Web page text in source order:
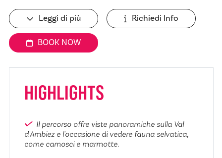
Leggi di più Richiedi Info
BOOK NOW
HIGHLIGHTS
Il percorso offre viste panoramiche sulla Val
d'Ambiez e l'occasione di vedere fauna selvatica,
come camosci e marmotte.